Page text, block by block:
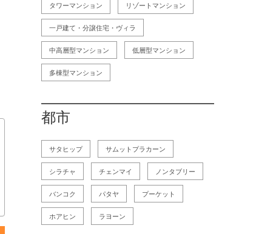
タワーマンション リゾートマンション
一戸建て・分譲住宅・ヴィラ
中高層型マンション 低層型マンション
多棟型マンション
都市
サタヒップ サムットプラカーン
シラチャ チェンマイ ノンタブリー
バンコク パタヤ プーケット
ホアヒン ラヨーン